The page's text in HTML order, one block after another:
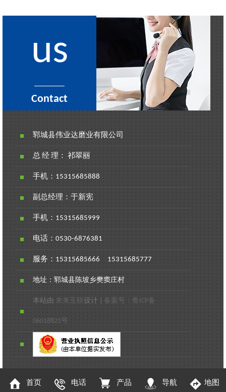
us
Contact
郓城县伟业达磨业有限公司
总 经 理： 祁翠丽
手机：15315685888
副总经理：于新宪
手机：15315685999
电话：0530-6876381
服务：15315685666 15315685777
地址：郓城县陈坡乡樊窦庄村
本站由未来互联设计 |备案号：鲁ICP备
06018821号
首页 电话 产品 导航 地图